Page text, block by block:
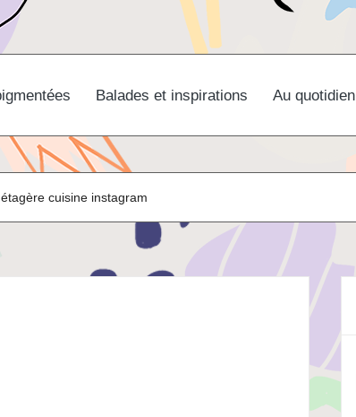
Balades et inspirations Au quotidien
étagère cuisine instagram